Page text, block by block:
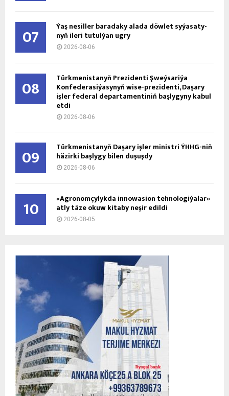
07 Ýaş ne­sil­ler ba­ra­da­ky ala­da döw­let sy­ýa­sa­ty­
nyň ile­ri tu­tul­ýan ug­ry
2026-08-06
08 Türkmenistanyň Prezidenti Şweýsariýa
Konfederasiýasynyň wise-prezidenti, Daşary
işler federal departamentiniň başlygyny kabul
etdi
2026-08-06
09 Türkmenistanyň Daşary işler ministri ÝHHG-niň
häzirki başlygy bilen duşuşdy
2026-08-06
10 «Agronomçylykda innowasion tehnologiýalar»
atly täze okuw kitaby neşir edildi
2026-08-05